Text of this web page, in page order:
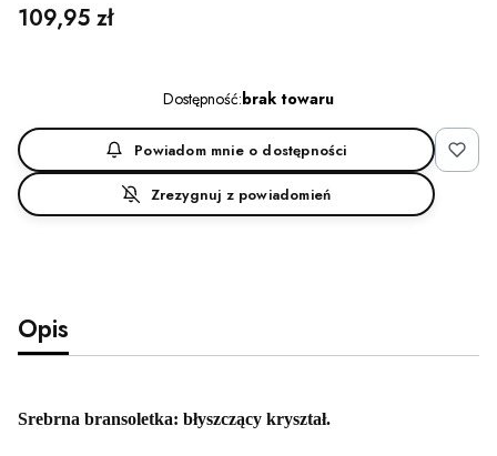
Cena
109,95 zł
Dostępność:brak towaru
Powiadom mnie o dostępności
Zrezygnuj z powiadomień
Opis
Srebrna bransoletka: błyszczący kryształ.